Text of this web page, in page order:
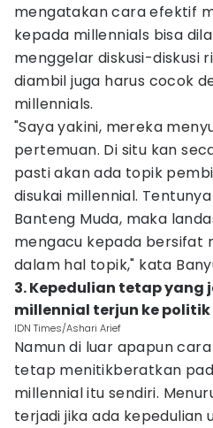
mengatakan cara efektif
kepada millennials bisa
menggelar diskusi-diskusi
diambil juga harus cocok
millennials.
"Saya yakini, mereka
pertemuan. Di situ kan
pasti akan ada topik
disukai millennial.
Banteng Muda, maka
mengacu kepada bersifat
dalam hal topik," kata
3. Kepedulian tetap
millennial terjun ke politik
IDN Times/Ashari Arief
Namun di luar apapun
tetap menitikberatkan
millennial itu sendiri.
terjadi jika ada kepedulian